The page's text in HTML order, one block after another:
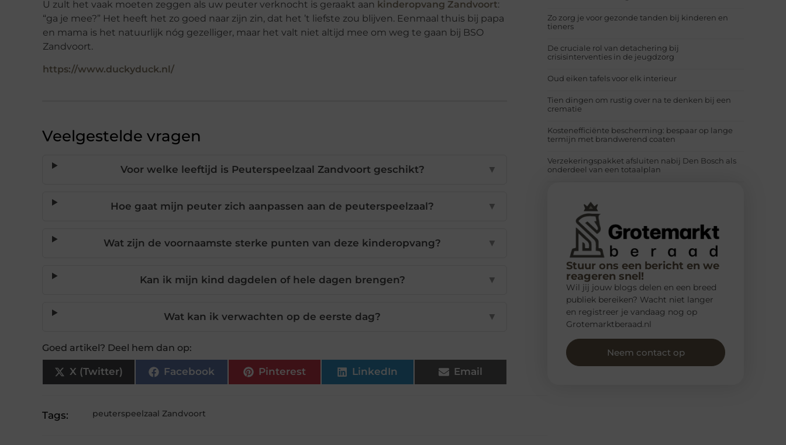
U zult het vaak moeten zeggen als uw peuter verknocht is geraakt aan kinderopvang Zandvoort:
“ga je mee?” Het heeft het zo goed naar zijn zin, dat het ’t liefste zou blijven. Eenmaal thuis bij papa
en mama is het natuurlijk nóg gezelliger, maar het valt niet altijd mee om weg te gaan bij BSO
Zandvoort.
https://www.duckyduck.nl/
Veelgestelde vragen
Voor welke leeftijd is Peuterspeelzaal Zandvoort geschikt? ▼
Hoe gaat mijn peuter zich aanpassen aan de peuterspeelzaal? ▼
Wat zijn de voornaamste sterke punten van deze kinderopvang? ▼
Kan ik mijn kind dagdelen of hele dagen brengen? ▼
Wat kan ik verwachten op de eerste dag? ▼
Goed artikel? Deel hem dan op:
X (Twitter) Facebook Pinterest LinkedIn Email
Tags: peuterspeelzaal Zandvoort
Zo zorg je voor gezonde tanden bij kinderen en
tieners
De cruciale rol van detachering bij
crisisinterventies in de jeugdzorg
Oud eiken tafels voor elk interieur
Tien dingen om rustig over na te denken bij een
crematie
Kostenefficiënte bescherming: bespaar op lange
termijn met brandwerend coaten
Verzekeringspakket afsluiten nabij Den Bosch als
onderdeel van een totaalplan
Stuur ons een bericht en we
reageren snel!
Wil jij jouw blogs delen en een breed
publiek bereiken? Wacht niet langer
en registreer je vandaag nog op
Grotemarktberaad.nl
Neem contact op